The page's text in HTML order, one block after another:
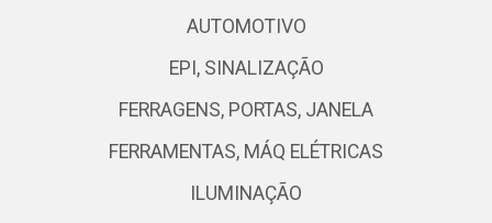
AUTOMOTIVO
EPI, SINALIZAÇÃO
FERRAGENS, PORTAS, JANELA
FERRAMENTAS, MÁQ ELÉTRICAS
ILUMINAÇÃO